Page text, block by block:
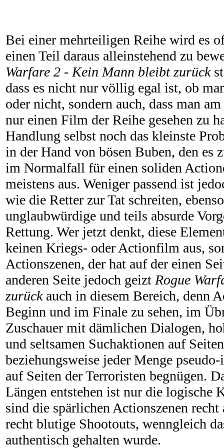
Bei einer mehrteiligen Reihe wird es
einen Teil daraus alleinstehend zu
Warfare 2 - Kein Mann bleibt zurück
dass es nicht nur völlig egal ist, ob
oder nicht, sondern auch, dass man
nur einen Film der Reihe gesehen zu
Handlung selbst noch das kleinste
in der Hand von bösen Buben, den es
im Normalfall für einen soliden
meistens aus. Weniger passend ist
wie die Retter zur Tat schreiten,
unglaubwürdige und teils absurde
Rettung. Wer jetzt denkt, diese
keinen Kriegs- oder Actionfilm aus,
Actionszenen, der hat auf der einen
anderen Seite jedoch geizt Rogue
zurückauch in diesem Bereich, denn
Beginn und im Finale zu sehen, im
Zuschauer mit dämlichen Dialogen,
und seltsamen Suchaktionen auf
beziehungsweise jeder Menge
auf Seiten der Terroristen begnügen.
Längen entstehen ist nur die logische
sind die spärlichen Actionszenen
recht blutige Shootouts, wenngleich
authentisch gehalten wurde.